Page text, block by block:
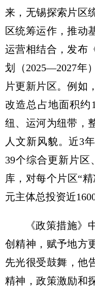
来，无锡探索片区
区统筹运作，推动
运营相结合，发布
划（2025—2027年
片更新片区。例如
改造总占地面积约
纽、运河为纽带，
人文新风貌。近3
39个综合更新片区
库，对每个片区“
元主体总投资近
《政策措施》
创精神，赋予地方
先光很受鼓舞，他
精神，政策激励和